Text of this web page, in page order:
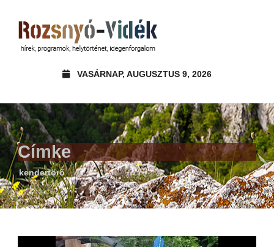
VASÁRNAP, AUGUSZTUS 9, 2026
Címke
kendertörő